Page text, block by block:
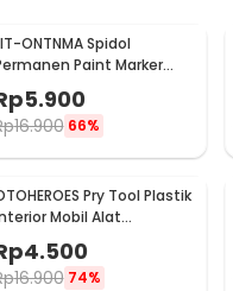
ONTNMA Spidol
Paint Marker
Painting Oil Base -
015.900
16.900 66%
Pry Tool Plastik
Mobil Alat
Set 4 PCS -
4.500
16.900 74%